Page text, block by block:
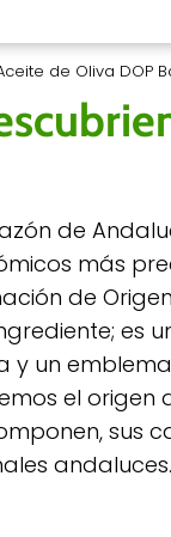
de Oliva DOP
de
más
de
es
y un
el origen
sus
andaluces.